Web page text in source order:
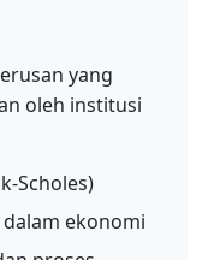
yang
oleh institusi
Scholes)
ekonomi